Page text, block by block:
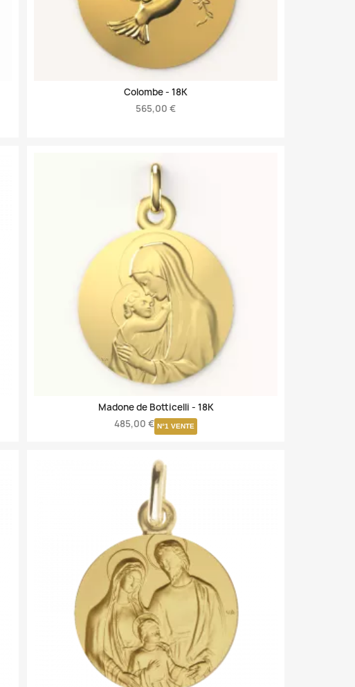
Colombe - 18K
565,00 €
Madone de Botticelli - 18K
485,00 € N°1 VENTE